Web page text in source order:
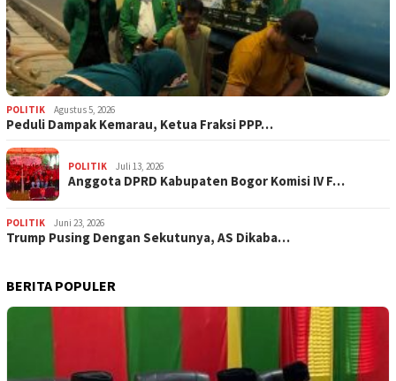
POLITIK Agustus 5, 2026
‎Peduli Dampak Kemarau, Ketua Fraksi PPP…
POLITIK Juli 13, 2026
Anggota DPRD Kabupaten Bogor Komisi IV F…
POLITIK Juni 23, 2026
Trump Pusing Dengan Sekutunya, AS Dikaba…
BERITA POPULER